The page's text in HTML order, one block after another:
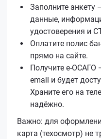
Заполните анкету
данные,
удостоверения и
Оплатите полис
прямо на сайте.
Получите е‑ОСАГО
email и будет
Храните его на
надёжно.
Важно: для
карта (техосмотр) не